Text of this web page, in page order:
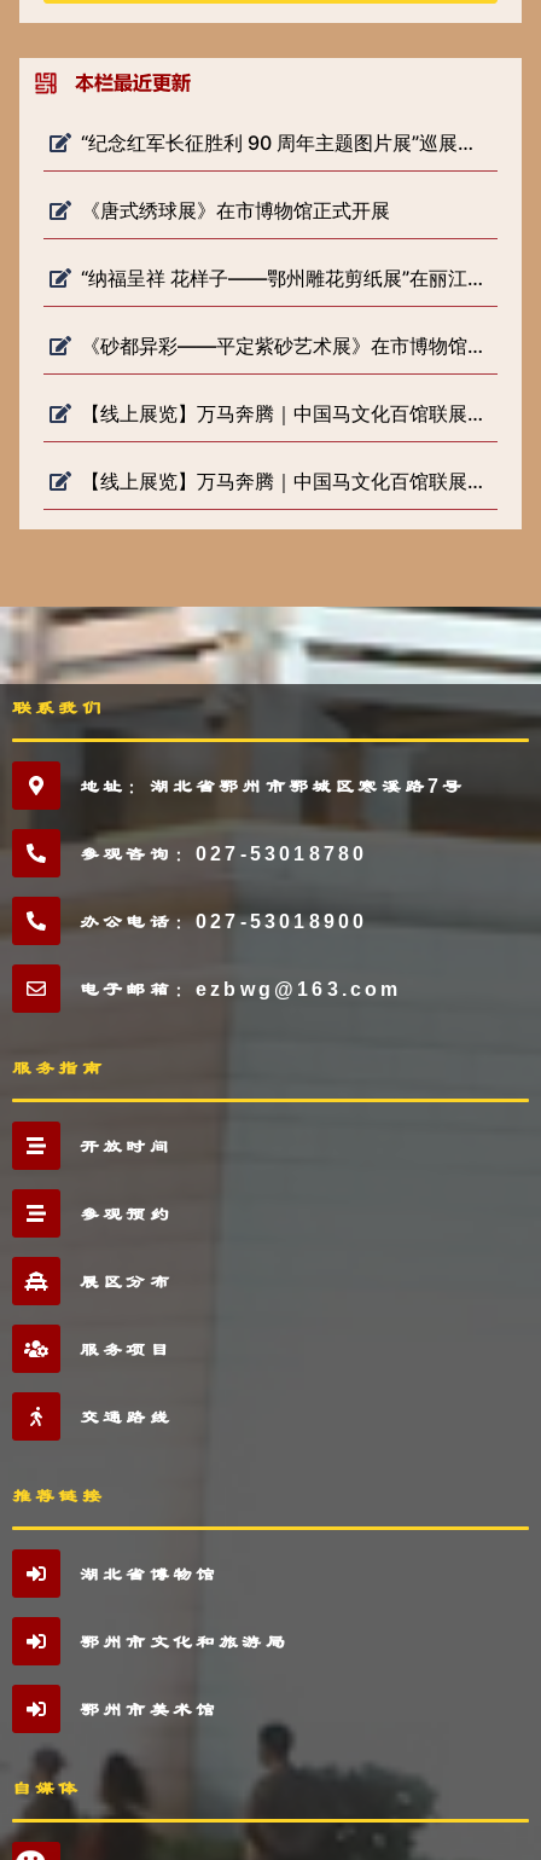
“纪念红军长征胜利 90 周年主题图片展”巡展预告
《唐式绣球展》在市博物馆正式开展
“纳福呈祥 花样子——鄂州雕花剪纸展”在丽江市博物院开展
《砂都异彩——平定紫砂艺术展》在市博物馆正式开展
【线上展览】万马奔腾｜中国马文化百馆联展（六）
【线上展览】万马奔腾｜中国马文化百馆联展（五）
联系我们
地址：湖北省鄂州市鄂城区寒溪路7号
参观咨询：027-53018780
办公电话：027-53018900
电子邮箱：ezbwg@163.com
服务指南
开放时间
参观预约
展区分布
服务项目
交通路线
推荐链接
湖北省博物馆
鄂州市文化和旅游局
鄂州市美术馆
自媒体